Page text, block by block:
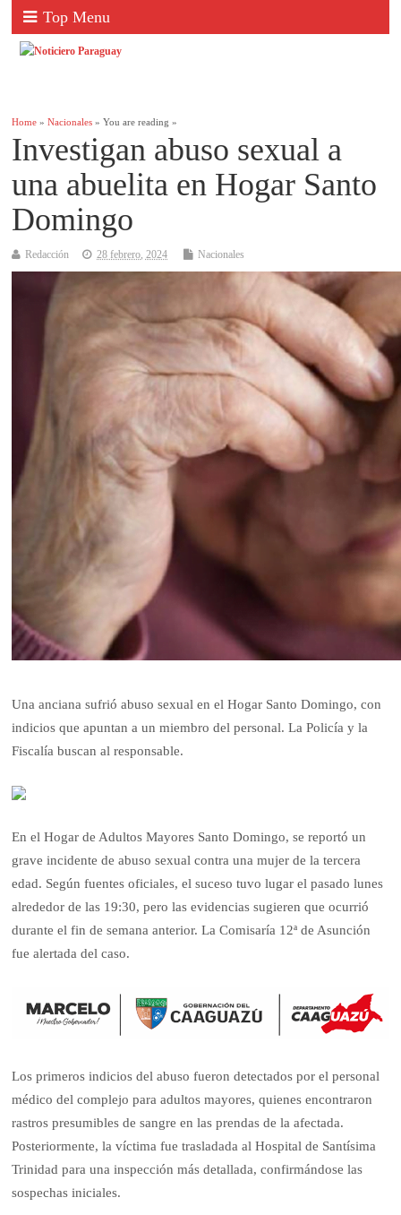
Top Menu
Home »Nacionales » You are reading »
Investigan abuso sexual a
una abuelita en Hogar Santo
Domingo
Redacción 28 febrero, 2024 Nacionales
Una anciana sufrió abuso sexual en el Hogar Santo Domingo, con
indicios que apuntan a un miembro del personal. La Policía y la
Fiscalía buscan al responsable.
En el Hogar de Adultos Mayores Santo Domingo, se reportó un
grave incidente de abuso sexual contra una mujer de la tercera
edad. Según fuentes oficiales, el suceso tuvo lugar el pasado lunes
alrededor de las 19:30, pero las evidencias sugieren que ocurrió
durante el fin de semana anterior. La Comisaría 12ª de Asunción
fue alertada del caso.
Los primeros indicios del abuso fueron detectados por el personal
médico del complejo para adultos mayores, quienes encontraron
rastros presumibles de sangre en las prendas de la afectada.
Posteriormente, la víctima fue trasladada al Hospital de Santísima
Trinidad para una inspección más detallada, confirmándose las
sospechas iniciales.